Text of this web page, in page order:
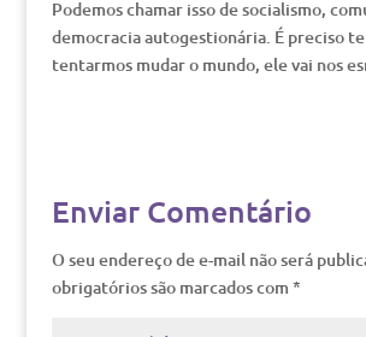
Podemos chamar isso de socialismo,
democracia autogestionária. É preciso
tentarmos mudar o mundo, ele vai nos
Enviar Comentário
O seu endereço de e-mail não será
obrigatórios são marcados com *